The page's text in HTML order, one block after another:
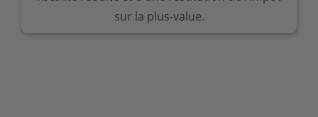
sur la plus-value.